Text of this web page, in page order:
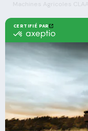
Solutions multimarques
Irrigation
Enrouleurs
Équipements
Viticole